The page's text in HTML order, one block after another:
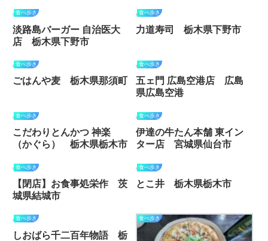
食べ歩き
淡路島バーガー 自治医大
店 栃木県下野市
食べ歩き
力道寿司 栃木県下野市
食べ歩き
ごはんや麦 栃木県那須町
食べ歩き
五ェ門 広島空港店 広島
県広島空港
食べ歩き
こだわりとんかつ 神楽
（かぐら） 栃木県栃木市
食べ歩き
伊達の牛たん本舗 東イン
ター店 宮城県仙台市
食べ歩き
【閉店】お食事処栄作 茨
城県結城市
食べ歩き
とこ井 栃木県栃木市
食べ歩き
しおばら千二百年物語 栃
食べ歩き